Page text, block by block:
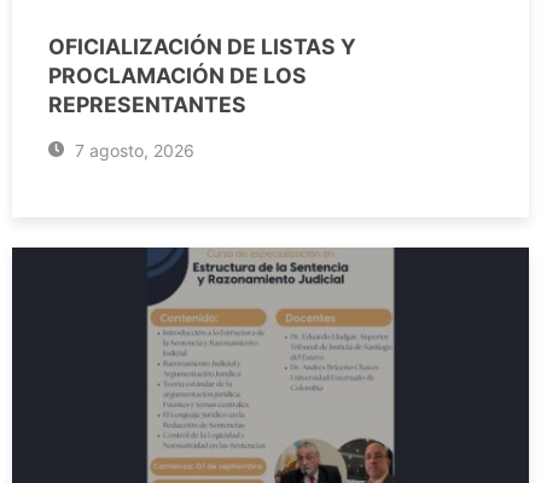
OFICIALIZACIÓN DE LISTAS Y
PROCLAMACIÓN DE LOS
REPRESENTANTES
7 agosto, 2026